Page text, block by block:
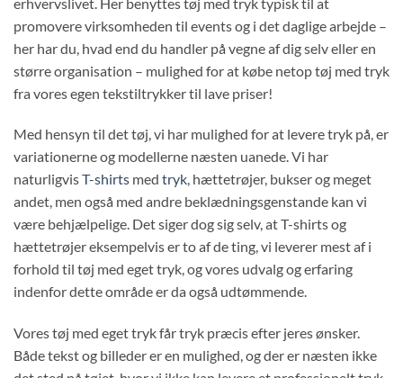
promovere virksomheden til events og i det daglige arbejde –
her har du, hvad end du handler på vegne af dig selv eller en
større organisation – mulighed for at købe netop tøj med tryk
fra vores egen tekstiltrykker til lave priser!
Med hensyn til det tøj, vi har mulighed for at levere tryk på, er
variationerne og modellerne næsten uanede. Vi har
naturligvisT-shirts med tryk, hættetrøjer, bukser og meget
andet, men også med andre beklædningsgenstande kan vi
være behjælpelige. Det siger dog sig selv, at T-shirts og
hættetrøjer eksempelvis er to af de ting, vi leverer mest af i
forhold til tøj med eget tryk, og vores udvalg og erfaring
indenfor dette område er da også udtømmende.
Vores tøj med eget tryk får tryk præcis efter jeres ønsker.
Både tekst og billeder er en mulighed, og der er næsten ikke